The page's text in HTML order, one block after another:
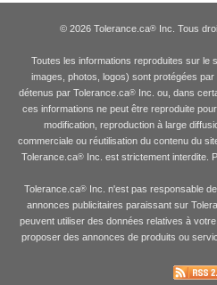
© 2026 Tolerance.ca®Inc. Tous
Toutes les informations reproduites sur le
images, photos, logos) sont protégées
détenus par Tolerance.ca® Inc. ou, dans
ces informations ne peut être reproduite
modification, reproduction à large
commerciale ou réutilisation du contenu du
Tolerance.ca® Inc. est strictement interdite.
Tolerance.ca® Inc. n'est pas responsable
annonces publicitaires paraissant sur
peuvent utiliser des données relatives à
proposer des annonces de produits ou